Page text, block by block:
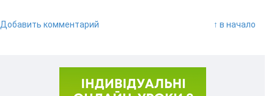
Добавить комментарий ↑ в начало